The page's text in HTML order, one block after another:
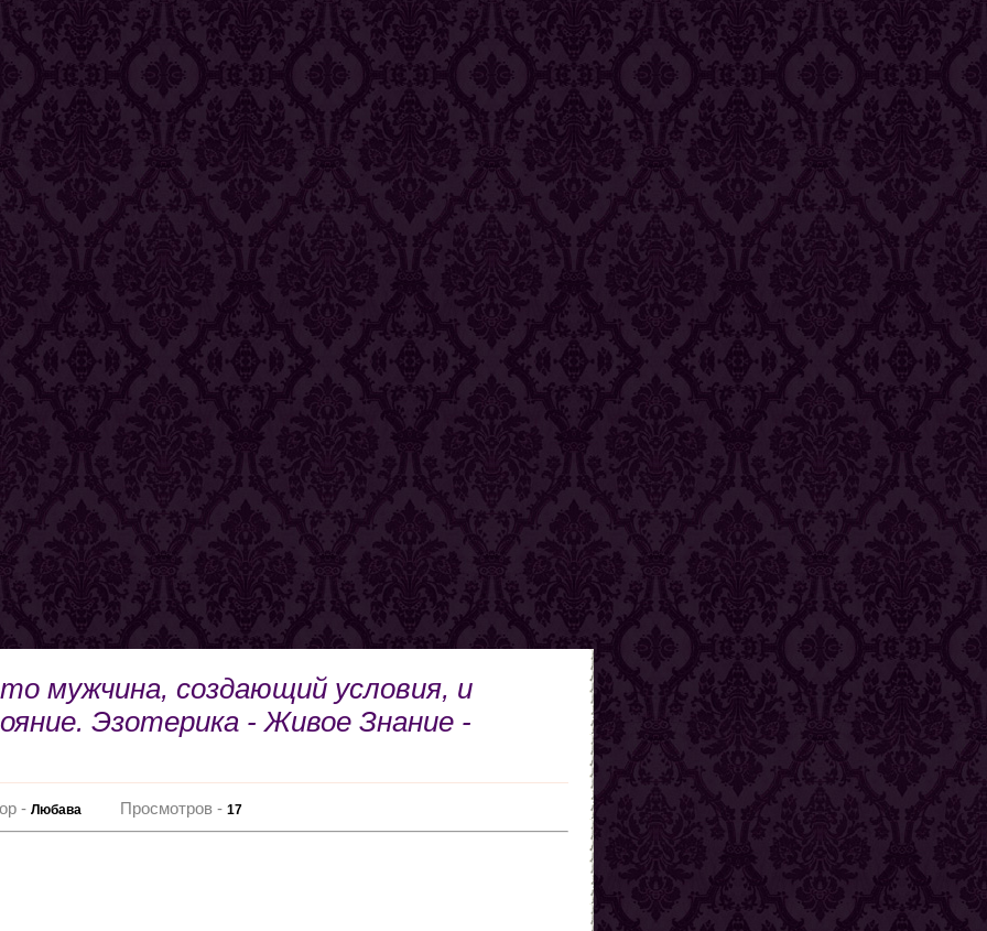
мужчина, создающий условия, и
Эзотерика - Живое Знание -
-Любава Просмотров -17